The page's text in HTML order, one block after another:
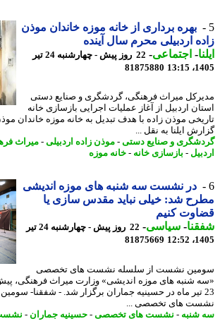
بهره برداری از خانه موزه خاندان موذن
اردبیلی محرم سال آینده
-اجتماعی-
22 روز پیش - چهارشنبه 24 تیر
81875880
میراث فرهنگی، گردشگری و صنایع دستی
اردبیل از آغاز عملیات اجرایی بازسازی خانه
موذن زاده با هدف تبدیل به خانه موزه خاندان موذن
ایلنا به نقل ...
و صنایع دستی-موذن زاده اردبیلی-میراث فرهنگی
-بازسازی خانه -خانه موزه
در نشست سه شنبه های موزه اندیشی
شد: خیلی نباید مقدس سازی یا
کنیم
-سیاسی-
22 روز پیش - چهارشنبه 24 تیر
81875669
نشست از سلسله نشست های تخصصی
شنبه های موزه اندیشی» وزارت میراث فرهنگی، پیش
تیر ماه در حسینیه جماران برگزار شد. - شفقنا- سومین
های تخصصی ...
-نشست های تخصصی-حسینیه جماران- نشست-